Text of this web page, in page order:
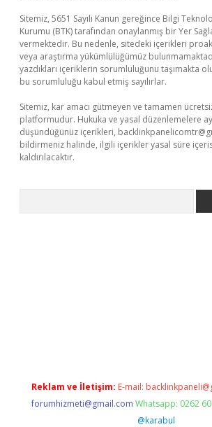
Sitemiz, 5651 Sayılı Kanun gereğince Bilgi
Kurumu (BTK) tarafından onaylanmış bir Yer
vermektedir. Bu nedenle, sitedeki içerikleri
veya araştırma yükümlülüğümüz
yazdıkları içeriklerin sorumluluğunu taşımakta
bu sorumluluğu kabul etmiş sayılırlar.
Sitemiz, kar amacı gütmeyen ve tamamen
platformudur. Hukuka ve yasal düzenlemelere
düşündüğünüz içerikleri,
bildirmeniz halinde, ilgili içerikler yasal süre
kaldırılacaktır.
Reklam ve İletişim: E-mail:
forumhizmeti@gmail.com Whatsapp: 0262
@karabul